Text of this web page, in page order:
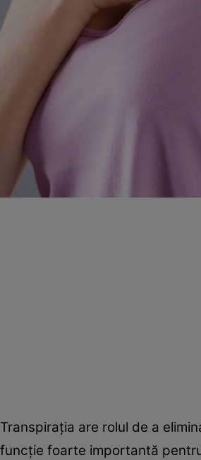
Transpirația are rolul de a
funcție foarte importantă